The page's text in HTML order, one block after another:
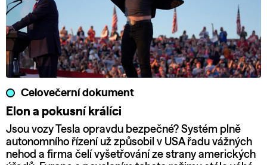
Celovečerní dokument
Elon a pokusní králíci
Jsou vozy Tesla opravdu bezpečné? Systém plně
autonomního řízení už způsobil v USA řadu vážných
nehod a firma čelí vyšetřování ze strany amerických